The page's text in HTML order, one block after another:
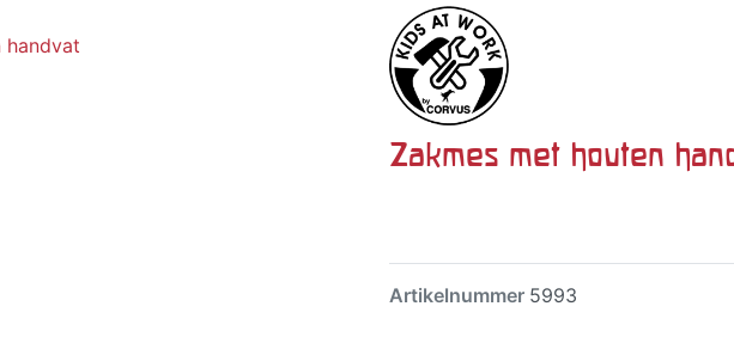
Zakmes met houten
Artikelnummer 5993